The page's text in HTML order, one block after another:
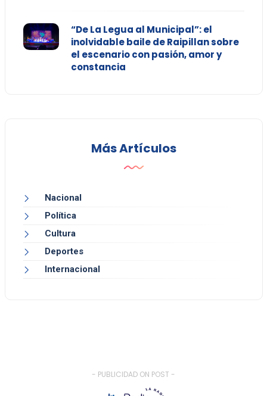
“De La Legua al Municipal”: el
inolvidable baile de Raipillan sobre
el escenario con pasión, amor y
constancia
Más Artículos
Nacional
Política
Cultura
Deportes
Internacional
- PUBLICIDAD ON POST -